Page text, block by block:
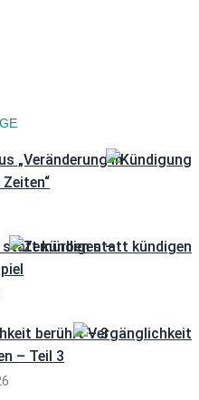
„Veränderung in
statt kündigen –
berührt – 3
– Teil 3